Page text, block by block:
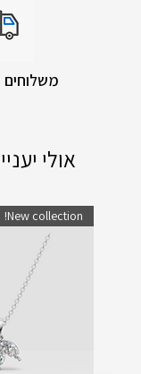
אולי
New collection!